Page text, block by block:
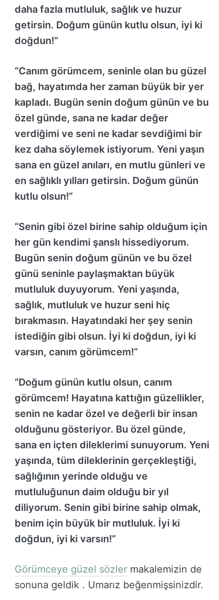
daha fazla mutluluk, sağlık ve huzur
getirsin. Doğum günün kutlu olsun, iyi ki
doğdun!”
“Canım görümcem, seninle olan bu güzel
bağ, hayatımda her zaman büyük bir yer
kapladı. Bugün senin doğum günün ve bu
özel günde, sana ne kadar değer
verdiğimi ve seni ne kadar sevdiğimi bir
kez daha söylemek istiyorum. Yeni yaşın
sana en güzel anıları, en mutlu günleri ve
en sağlıklı yılları getirsin. Doğum günün
kutlu olsun!”
“Senin gibi özel birine sahip olduğum için
her gün kendimi şanslı hissediyorum.
Bugün senin doğum günün ve bu özel
günü seninle paylaşmaktan büyük
mutluluk duyuyorum. Yeni yaşında,
sağlık, mutluluk ve huzur seni hiç
bırakmasın. Hayatındaki her şey senin
istediğin gibi olsun. İyi ki doğdun, iyi ki
varsın, canım görümcem!”
“Doğum günün kutlu olsun, canım
görümcem! Hayatına kattığın güzellikler,
senin ne kadar özel ve değerli bir insan
olduğunu gösteriyor. Bu özel günde,
sana en içten dileklerimi sunuyorum. Yeni
yaşında, tüm dileklerinin gerçekleştiği,
sağlığının yerinde olduğu ve
mutluluğunun daim olduğu bir yıl
diliyorum. Senin gibi birine sahip olmak,
benim için büyük bir mutluluk. İyi ki
doğdun, iyi ki varsın!”
Görümceye güzel sözler makalemizin de
sonuna geldik . Umarız beğenmişsinizdir.